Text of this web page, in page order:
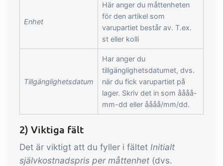
Enhet
Här anger du måttenheten
för den artikel som
varupartiet består av. T.ex.
st eller kolli
Tillgänglighetsdatum
Har anger du
tillgänglighetsdatumet, dvs.
när du fick varupartiet på
lager. Skriv det in som åååå-
mm-dd eller åååå/mm/dd.
2) Viktiga fält
Det är viktigt att du fyller i fältet Initialt
självkostnadspris per måttenhet (dvs.